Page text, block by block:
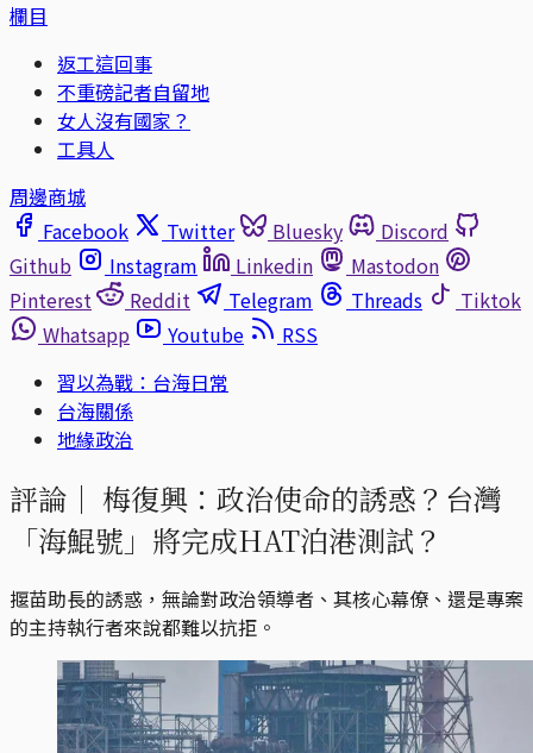
欄目
返工這回事
不重磅記者自留地
女人沒有國家？
工具人
周邊商城
Facebook
Twitter Bluesky
Discord
Github
Instagram Linkedin
Mastodon
Pinterest
Reddit Telegram Threads
Tiktok
Whatsapp
Youtube
RSS
習以為戰：台海日常
台海關係
地緣政治
評論｜ 梅復興：政治使命的誘惑？台灣
「海鯤號」將完成HAT泊港測試？
揠苗助長的誘惑，無論對政治領導者、其核心幕僚、還是專案
的主持執行者來說都難以抗拒。